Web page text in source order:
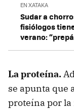
EN XATAKA
Sudar a
fisiólogos
verano:
La proteína.
se apunta que
proteína por la